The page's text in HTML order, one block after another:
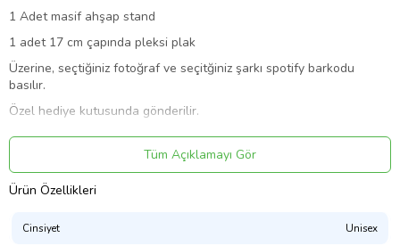
1 Adet masif ahşap stand
1 adet 17 cm çapında pleksi plak
Üzerine, seçtiğiniz fotoğraf ve seçitğiniz şarkı spotify barkodu
basılır.
Özel hediye kutusunda gönderilir.
Sevgiliye hediye, yeni yıl hediyesi, yılbaşı hediyesi, doğum günü
hediyesi, yeni iş hediyesi, kadınlar günü hediyesi, anneler günü
hediyesi, babalar günü, ev hediyesi olarak çok tercih edilmektedir.
Ürün Kodu:kcm53399945
Tüm Açıklamayı Gör
Ürün Özellikleri
Cinsiyet Unisex